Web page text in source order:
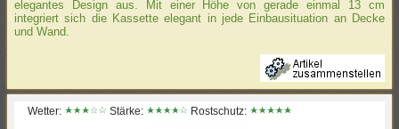
elegantes Design aus. Mit einer Höhe von gerade einmal 13 cm
integriert sich die Kassette elegant in jede Einbausituation an Decke
und Wand.
Wetter: Stärke: Rostschutz: